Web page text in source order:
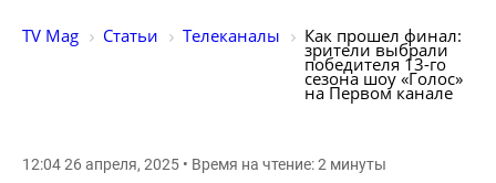
TV Mag Статьи Телеканалы Как прошел финал:
зрители выбрали
победителя 13-го
сезона шоу «Голос»
на Первом канале
12:04 26 апреля, 2025 • Время на чтение: 2 минуты